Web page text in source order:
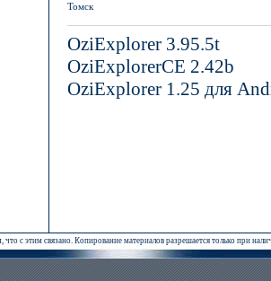
Томск
OziExplorer 3.95.5t
OziExplorerCE 2.42b
OziExplorer 1.25 для
что с этим связано. Копирование материалов разрешается только при